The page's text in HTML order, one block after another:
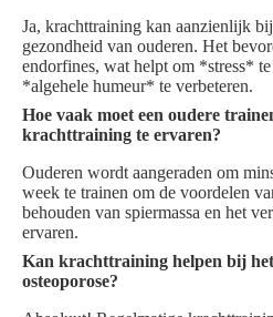
Ja, krachttraining kan aanzienlijk
gezondheid van ouderen. Het
endorfines, wat helpt om *stress*
*algehele humeur* te verbeteren.
Hoe vaak moet een oudere
krachttraining te ervaren?
Ouderen wordt aangeraden om
week te trainen om de voordelen
behouden van spiermassa en het
ervaren.
Kan krachttraining helpen bij
osteoporose?